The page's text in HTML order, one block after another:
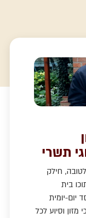
תשרי
חילק
בית
יום-יומית
וסיוע לכל